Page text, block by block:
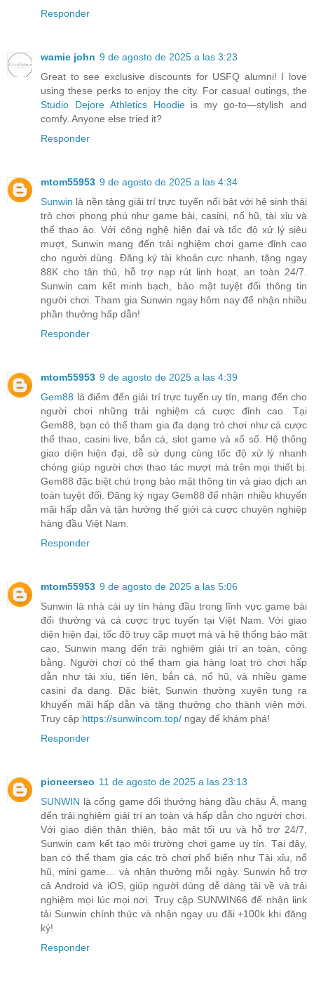
Responder
wamie john 9 de agosto de 2025 a las 3:23
Great to see exclusive discounts for USFQ alumni! I love
using these perks to enjoy the city. For casual outings, the
Studio Dejore Athletics Hoodieis my go-to—stylish and
comfy. Anyone else tried it?
Responder
mtom55953 9 de agosto de 2025 a las 4:34
Sunwin là nền tảng giải trí trực tuyến nổi bật với hệ sinh thái
trò chơi phong phú như game bài, casini, nổ hũ, tài xỉu và
thể thao ảo. Với công nghệ hiện đại và tốc độ xử lý siêu
mượt, Sunwin mang đến trải nghiệm chơi game đỉnh cao
cho người dùng. Đăng ký tài khoản cực nhanh, tặng ngay
88K cho tân thủ, hỗ trợ nạp rút linh hoạt, an toàn 24/7.
Sunwin cam kết minh bạch, bảo mật tuyệt đối thông tin
người chơi. Tham gia Sunwin ngay hôm nay để nhận nhiều
phần thưởng hấp dẫn!
Responder
mtom55953 9 de agosto de 2025 a las 4:39
Gem88 là điểm đến giải trí trực tuyến uy tín, mang đến cho
người chơi những trải nghiệm cá cược đỉnh cao. Tại
Gem88, bạn có thể tham gia đa dạng trò chơi như cá cược
thể thao, casini live, bắn cá, slot game và xổ số. Hệ thống
giao diện hiện đại, dễ sử dụng cùng tốc độ xử lý nhanh
chóng giúp người chơi thao tác mượt mà trên mọi thiết bị.
Gem88 đặc biệt chú trọng bảo mật thông tin và giao dịch an
toàn tuyệt đối. Đăng ký ngay Gem88 để nhận nhiều khuyến
mãi hấp dẫn và tận hưởng thế giới cá cược chuyên nghiệp
hàng đầu Việt Nam.
Responder
mtom55953 9 de agosto de 2025 a las 5:06
Sunwin là nhà cái uy tín hàng đầu trong lĩnh vực game bài
đổi thưởng và cá cược trực tuyến tại Việt Nam. Với giao
diện hiện đại, tốc độ truy cập mượt mà và hệ thống bảo mật
cao, Sunwin mang đến trải nghiệm giải trí an toàn, công
bằng. Người chơi có thể tham gia hàng loạt trò chơi hấp
dẫn như tài xỉu, tiến lên, bắn cá, nổ hũ, và nhiều game
casini đa dạng. Đặc biệt, Sunwin thường xuyên tung ra
khuyến mãi hấp dẫn và tặng thưởng cho thành viên mới.
Truy cập https://sunwincom.top/ ngay để khám phá!
Responder
pioneerseo 11 de agosto de 2025 a las 23:13
SUNWIN là cổng game đổi thưởng hàng đầu châu Á, mang
đến trải nghiệm giải trí an toàn và hấp dẫn cho người chơi.
Với giao diện thân thiện, bảo mật tối ưu và hỗ trợ 24/7,
Sunwin cam kết tạo môi trường chơi game uy tín. Tại đây,
bạn có thể tham gia các trò chơi phổ biến như Tài xỉu, nổ
hũ, mini game… và nhận thưởng mỗi ngày. Sunwin hỗ trợ
cả Android và iOS, giúp người dùng dễ dàng tải về và trải
nghiệm mọi lúc mọi nơi. Truy cập SUNWIN66 để nhận link
tải Sunwin chính thức và nhận ngay ưu đãi +100k khi đăng
ký!
Responder